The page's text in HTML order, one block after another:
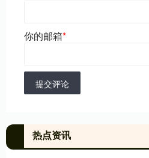
你的邮箱*
提交评论
热点资讯